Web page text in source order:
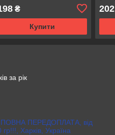
₴
Купити
202
за рік
ПОВНА ПЕРЕДОПЛАТА, від
Харків, Україна